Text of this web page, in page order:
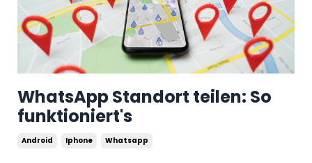
WhatsApp Standort teilen: So
funktioniert's
Android Iphone Whatsapp